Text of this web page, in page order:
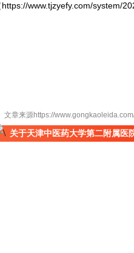
https://www.tjzyefy.com/system/
章来源https://
关于天津中医药大学第二附属医